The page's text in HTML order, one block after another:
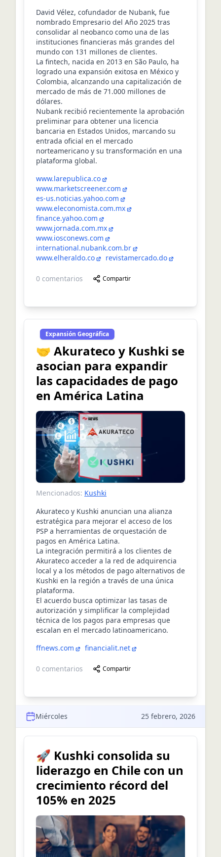
David Vélez, cofundador de Nubank, fue
nombrado Empresario del Año 2025 tras
consolidar al neobanco como una de las
instituciones financieras más grandes del
mundo con 131 millones de clientes.
La fintech, nacida en 2013 en São Paulo, ha
logrado una expansión exitosa en México y
Colombia, alcanzando una capitalización de
mercado de más de 71.000 millones de
dólares.
Nubank recibió recientemente la aprobación
preliminar para obtener una licencia
bancaria en Estados Unidos, marcando su
entrada oficial en el mercado
norteamericano y su transformación en una
plataforma global.
www.larepublica.co
www.marketscreener.com
es-us.noticias.yahoo.com
www.eleconomista.com.mx
finance.yahoo.com
www.jornada.com.mx
www.iosconews.com
international.nubank.com.br
www.elheraldo.co
revistamercado.do
0 comentarios Compartir
Expansión Geográfica
🤝 Akurateco y Kushki se
asocian para expandir
las capacidades de pago
en América Latina
Mencionados: Kushki
Akurateco y Kushki anuncian una alianza
estratégica para mejorar el acceso de los
PSP a herramientas de orquestación de
pagos en América Latina.
La integración permitirá a los clientes de
Akurateco acceder a la red de adquirencia
local y a los métodos de pago alternativos de
Kushki en la región a través de una única
plataforma.
El acuerdo busca optimizar las tasas de
autorización y simplificar la complejidad
técnica de los pagos para empresas que
escalan en el mercado latinoamericano.
ffnews.com
financialit.net
0 comentarios Compartir
Miércoles 25 febrero, 2026
🚀 Kushki consolida su
liderazgo en Chile con un
crecimiento récord del
105% en 2025